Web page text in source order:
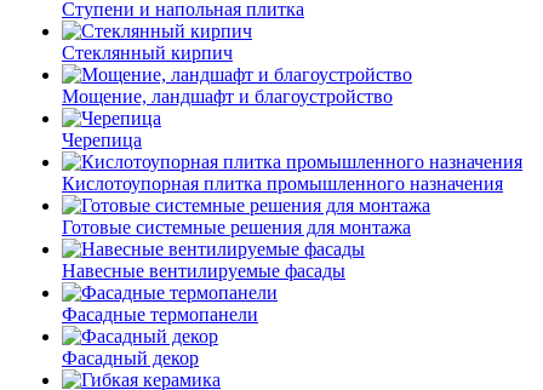
Ступени и напольная плитка
Cтеклянный кирпич
Мощение, ландшафт и благоустройство
Черепица
Кислотоупорная плитка промышленного назначения
Готовые системные решения для монтажа
Навесные вентилируемые фасады
Фасадные термопанели
Фасадный декор